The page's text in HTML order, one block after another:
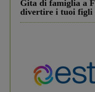
Gita di famiglia a
divertire i tuoi figli